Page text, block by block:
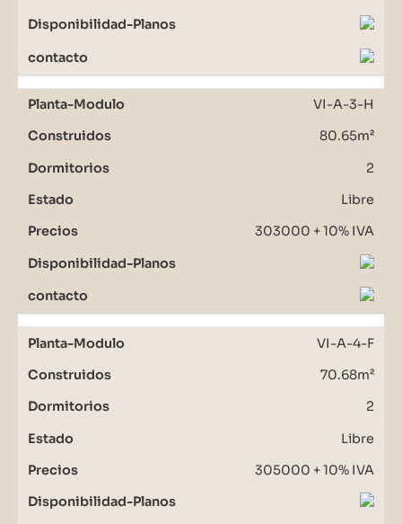
VI-A-3-H
80.65m²
2
Libre
303000 + 10% IVA
VI-A-4-F
70.68m²
2
Libre
305000 + 10% IVA